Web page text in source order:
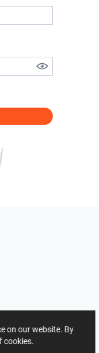
on our website. By
cookies.